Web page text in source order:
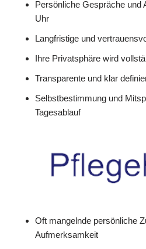
Persönliche Gespräche und
Uhr
Langfristige und
Ihre Privatsphäre wird
Transparente und klar
Selbstbestimmung und
Tagesablauf
Oft mangelnde persönliche
Aufmerksamkeit